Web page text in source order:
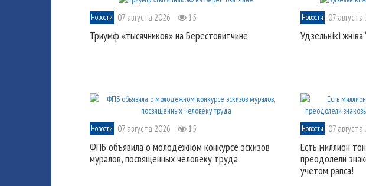
Новости 07 августа 2026 15
Триумф «тысячников» на Берестовитчине
Новости 07
Удзельнікі
Новости 07 августа 2026 15
ФПБ объявила о молодежном конкурсе эскизов
муралов, посвященных человеку труда
Новости 07
Есть миллион
преодолели
учетом рапса!